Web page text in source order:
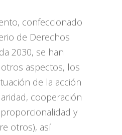
confeccionado
de Derechos
2030, se han
aspectos, los
de la acción
cooperación
y
otros), así